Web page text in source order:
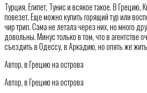
Турция, Египет, Тунис и всякое такое. В
повезет. Еще можно купить горящий тур или
чир трип. Сама не летала через них, но много
довольны. Минус только в том, что в агентстве
съездить в Одессу, в Аркадию, но опять же
Автор, в Грецию на острова
Автор, в Грецию на острова